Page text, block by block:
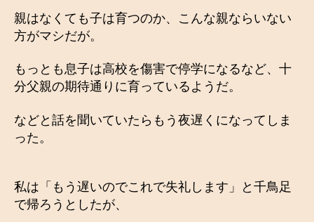
親はなくても子は育つのか、こんな親ならいない
方がマシだが。
もっとも息子は高校を傷害で停学になるなど、十
分父親の期待通りに育っているようだ。
などと話を聞いていたらもう夜遅くになってしま
った。
私は「もう遅いのでこれで失礼します」と千鳥足
で帰ろうとしたが、